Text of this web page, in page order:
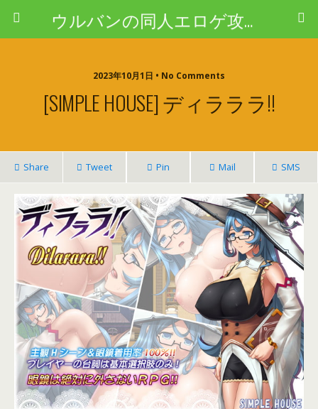
ウルバンの同人エロゲ攻略ブログ
2023年10月1日 • No Comments
[SIMPLE HOUSE] ディラララ!!
Share Tweet Pin Mail SMS